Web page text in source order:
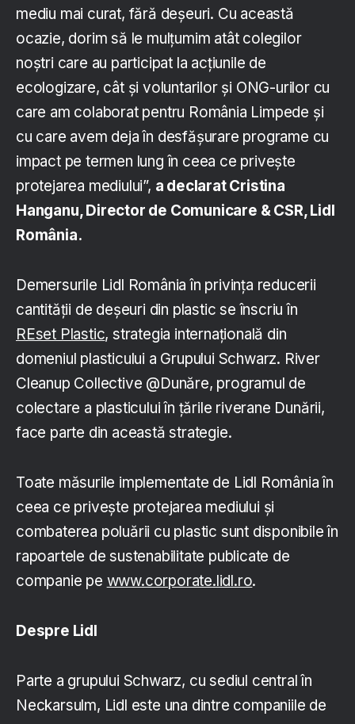
mediu mai curat, fără deșeuri. Cu această
ocazie, dorim să le mulțumim atât colegilor
noștri care au participat la acțiunile de
ecologizare, cât și voluntarilor și ONG-urilor cu
care am colaborat pentru România Limpede și
cu care avem deja în desfășurare programe cu
impact pe termen lung în ceea ce privește
protejarea mediului”, a declarat Cristina
Hanganu, Director de Comunicare & CSR, Lidl
România.
Demersurile Lidl România în privința reducerii
cantității de deșeuri din plastic se înscriu în
REset Plastic, strategia internațională din
domeniul plasticului a Grupului Schwarz. River
Cleanup Collective @Dunăre, programul de
colectare a plasticului în țările riverane Dunării,
face parte din această strategie.
Toate măsurile implementate de Lidl România în
ceea ce privește protejarea mediului și
combaterea poluării cu plastic sunt disponibile în
rapoartele de sustenabilitate publicate de
companie pe www.corporate.lidl.ro.
Despre Lidl
Parte a grupului Schwarz, cu sediul central în
Neckarsulm, Lidl este una dintre companiile de